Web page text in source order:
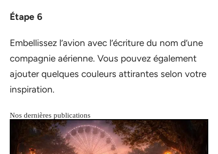
Étape 6
Embellissez l’avion avec l’écriture du nom d’une
compagnie aérienne. Vous pouvez également
ajouter quelques couleurs attirantes selon votre
inspiration.
Nos dernières publications